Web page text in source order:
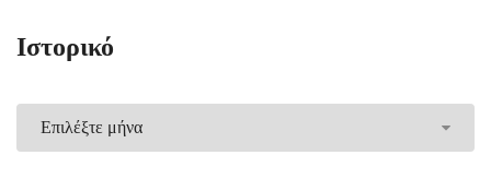
Ιστορικό